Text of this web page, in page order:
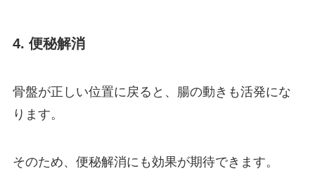
4. 便秘解消
骨盤が正しい位置に戻ると、腸の動きも活発にな
ります。
そのため、便秘解消にも効果が期待できます。